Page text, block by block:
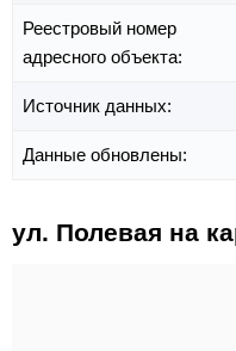
Реестровый номер
адресного объекта:
Источник данных:
Данные обновлены:
ул. Полевая на